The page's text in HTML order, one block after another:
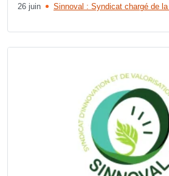
26 juin Sinnoval : Syndicat chargé de